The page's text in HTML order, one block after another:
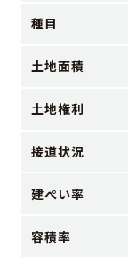
種目
土地面積
土地権利
接道状況
建ぺい率
容積率